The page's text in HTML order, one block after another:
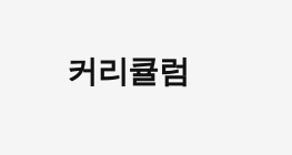
커리큘럼